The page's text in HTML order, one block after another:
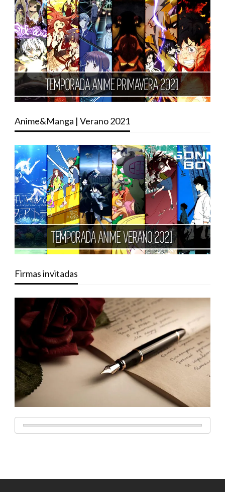
Anime&Manga | Verano 2021
Firmas invitadas